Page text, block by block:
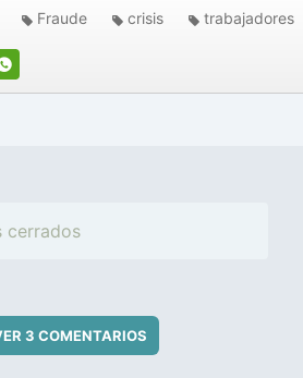
Fraude crisis trabajadores
cerrados
3 COMENTARIOS